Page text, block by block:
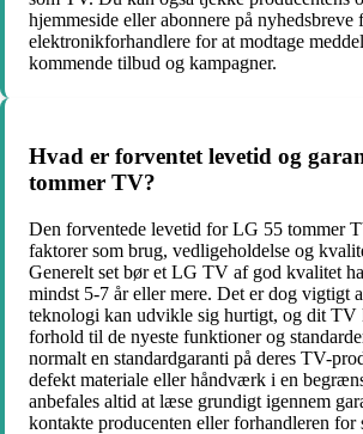
hjemmeside eller abonnere på nyhedsbreve
elektronikforhandlere for at modtage
kommende tilbud og kampagner.
Hvad er forventet levetid og
tommer TV?
Den forventede levetid for LG 55 tommer
faktorer som brug, vedligeholdelse og
Generelt set bør et LG TV af god kvalitet
mindst 5-7 år eller mere. Det er dog vigtigt
teknologi kan udvikle sig hurtigt, og dit
forhold til de nyeste funktioner og
normalt en standardgaranti på deres TV-
defekt materiale eller håndværk i en
anbefales altid at læse grundigt igennem
kontakte producenten eller forhandleren for